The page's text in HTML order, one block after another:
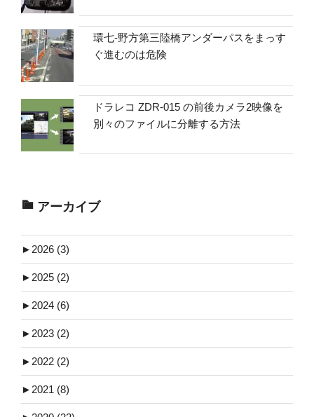
環七-野方第三陸橋アンダーパスをまっす
ぐ進むのは危険
ドラレコ ZDR-015 の前後カメラ2映像を
別々のファイルに分離する方法
アーカイブ
► 2026 (3)
► 2025 (2)
► 2024 (6)
► 2023 (2)
► 2022 (2)
► 2021 (8)